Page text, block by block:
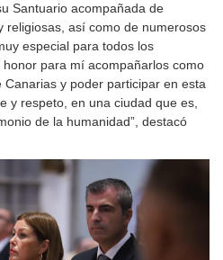
Santuario acompañada de
religiosas, así como de numerosos
especial para todos los
para mí acompañarlos como
y poder participar en esta
y respeto, en una ciudad que es,
de la humanidad”, destacó